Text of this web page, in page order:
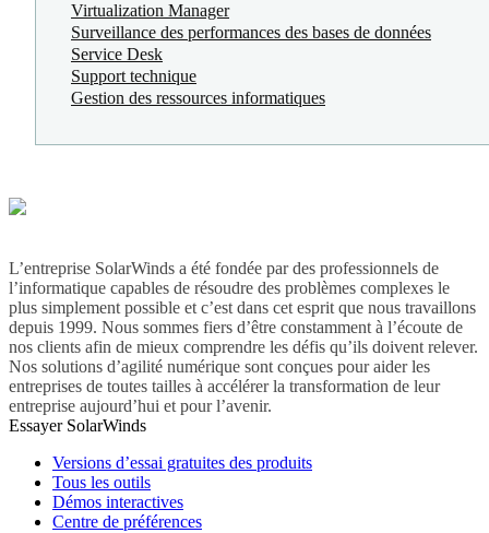
Virtualization Manager
Surveillance des performances des bases de données
Service Desk
Support technique
Gestion des ressources informatiques
L’entreprise SolarWinds a été fondée par des professionnels de
l’informatique capables de résoudre des problèmes complexes le
plus simplement possible et c’est dans cet esprit que nous travaillons
depuis 1999. Nous sommes fiers d’être constamment à l’écoute de
nos clients afin de mieux comprendre les défis qu’ils doivent relever.
Nos solutions d’agilité numérique sont conçues pour aider les
entreprises de toutes tailles à accélérer la transformation de leur
entreprise aujourd’hui et pour l’avenir.
Essayer SolarWinds
Versions d’essai gratuites des produits
Tous les outils
Démos interactives
Centre de préférences